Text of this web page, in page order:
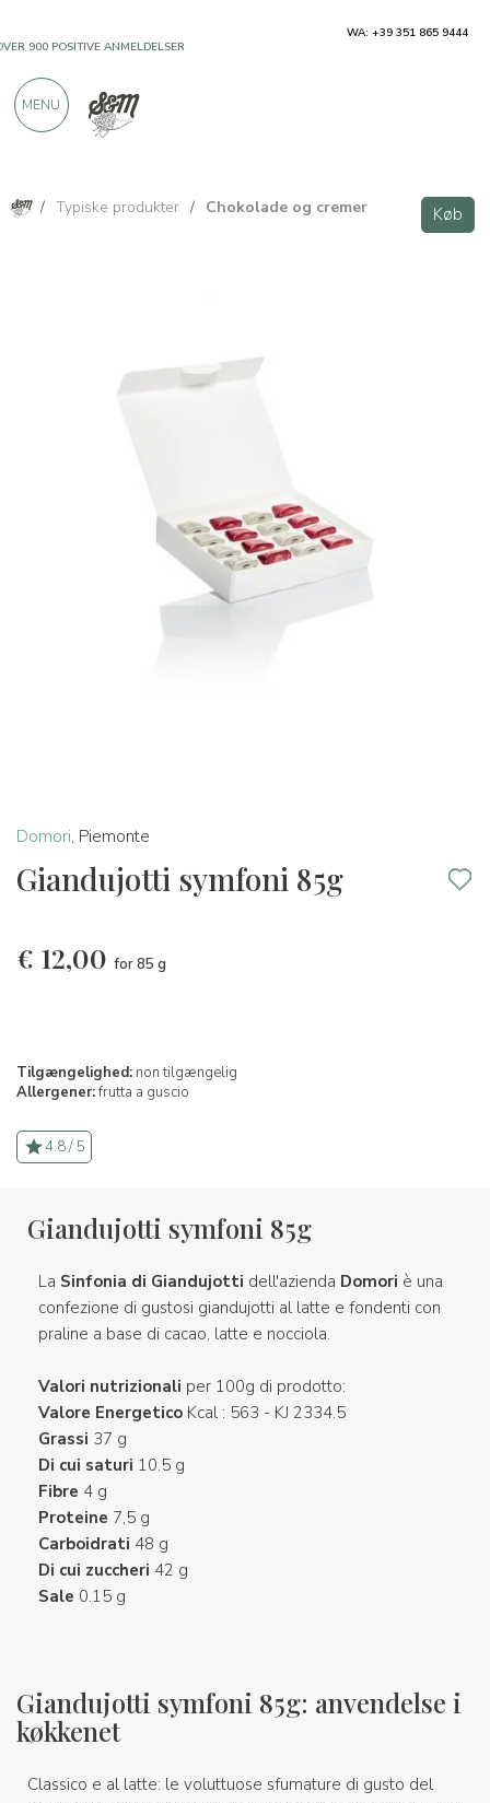
/ Typiske produkter / Chokolade og cremer Køb
Domori, Piemonte
Giandujotti symfoni 85g
€ 12,00 for 85 g
Tilgængelighed: non tilgængelig
Allergener:frutta a guscio
4.8 / 5
Giandujotti symfoni 85g
La Sinfonia di Giandujotti dell'azienda Domori è una
confezione di gustosi giandujotti al latte e fondenti con
praline a base di cacao, latte e nocciola.
Valori nutrizionali per 100g di prodotto:
Valore Energetico Kcal : 563 - KJ 2334.5
Grassi 37 g
Di cui saturi 10.5 g
Fibre 4 g
Proteine 7,5 g
Carboidrati 48 g
Di cui zuccheri 42 g
Sale 0.15 g
Giandujotti symfoni 85g: anvendelse i
køkkenet
Classico e al latte: le voluttuose sfumature di gusto del
WA: +39 351 865 9444
MENU